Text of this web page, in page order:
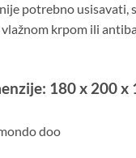
potrebno usisavati,
krpom ili
180 x 200 x
doo